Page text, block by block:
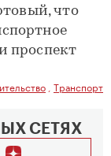
что
проспект
Транспорт
СЕТЯХ